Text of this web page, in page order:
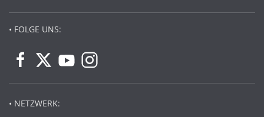
• FOLGE UNS:
• NETZWERK: